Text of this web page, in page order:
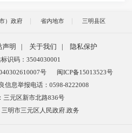
）政府 省内地市 三明县区
声明 关于我们
隐私保护
标识码：3504030001
号
闽ICP备15013523号
信息举报电话：0598-8222008
三元区新市北路836号
明市三元区人民政府.政务